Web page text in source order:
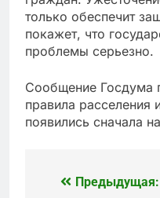
только обеспечит
покажет, что
проблемы серьезно.
Сообщение Госдума
правила расселения
появились сначала
Навигация
Предыдущая: